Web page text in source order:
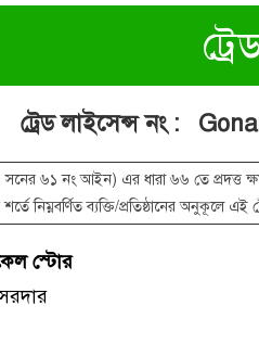
ট্রেড লাইসেন্স নং :
৬১ নং আইন) এর ধারা ৬৬ তে প্রদত্ত
নিম্নবর্ণিত ব্যক্তি/প্রতিষ্ঠানের অনুকূলে এই
স্টোর